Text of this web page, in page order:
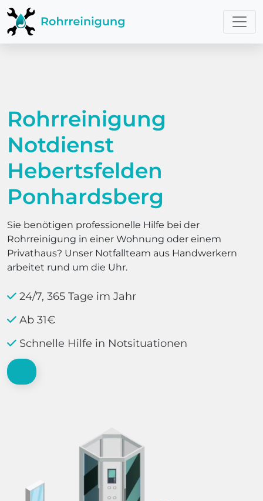
Rohrreinigung
Notdienst
Hebertsfelden
Ponhardsberg
Sie benötigen professionelle Hilfe bei der
Rohrreinigung in einer Wohnung oder einem
Privathaus? Unser Notfallteam aus Handwerkern
arbeitet rund um die Uhr.
24/7, 365 Tage im Jahr
Ab 31€
Schnelle Hilfe in Notsituationen